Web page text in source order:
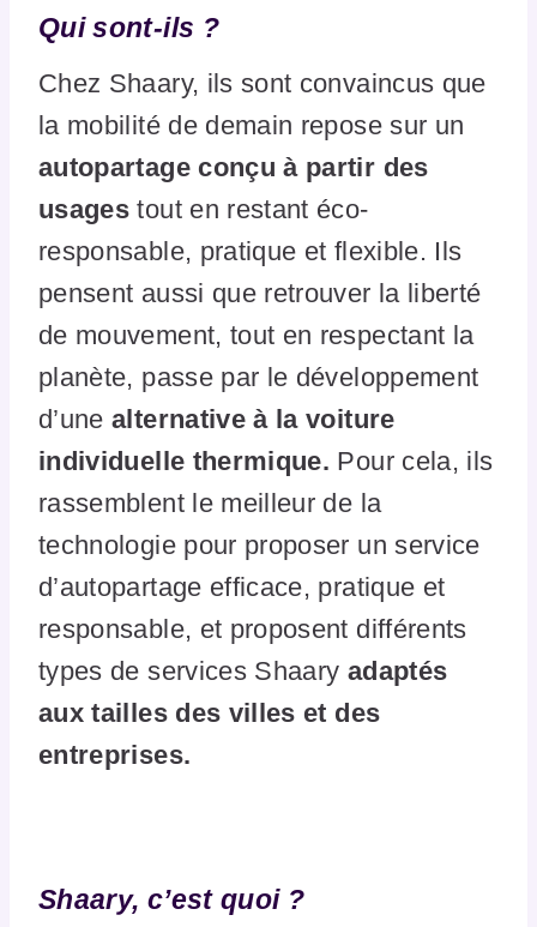
Qui sont-ils ?
Chez Shaary, ils sont convaincus que
la mobilité de demain repose sur un
autopartage conçu à partir des
usagestout en restant éco-
responsable, pratique et flexible.​ Ils
pensent aussi que retrouver la liberté
de mouvement, tout en respectant la
planète, passe par le développement
d’unealternative à la voiture
individuelle thermique. Pour cela, ils
rassemblent le meilleur de la
technologie pour proposer un service
d’autopartage efficace, pratique et
responsable, et proposent différents
types de services Shaary adaptés
aux tailles des villes et des
entreprises.
Shaary, c’est quoi ?